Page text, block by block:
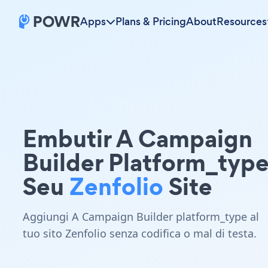
Apps Plans & PricingAboutResources
Embutir A Campaign
Builder
Seu ZenfolioSite
Aggiungi A Campaign Builder platform_type al
tuo sito Zenfolio senza codifica o mal di testa.